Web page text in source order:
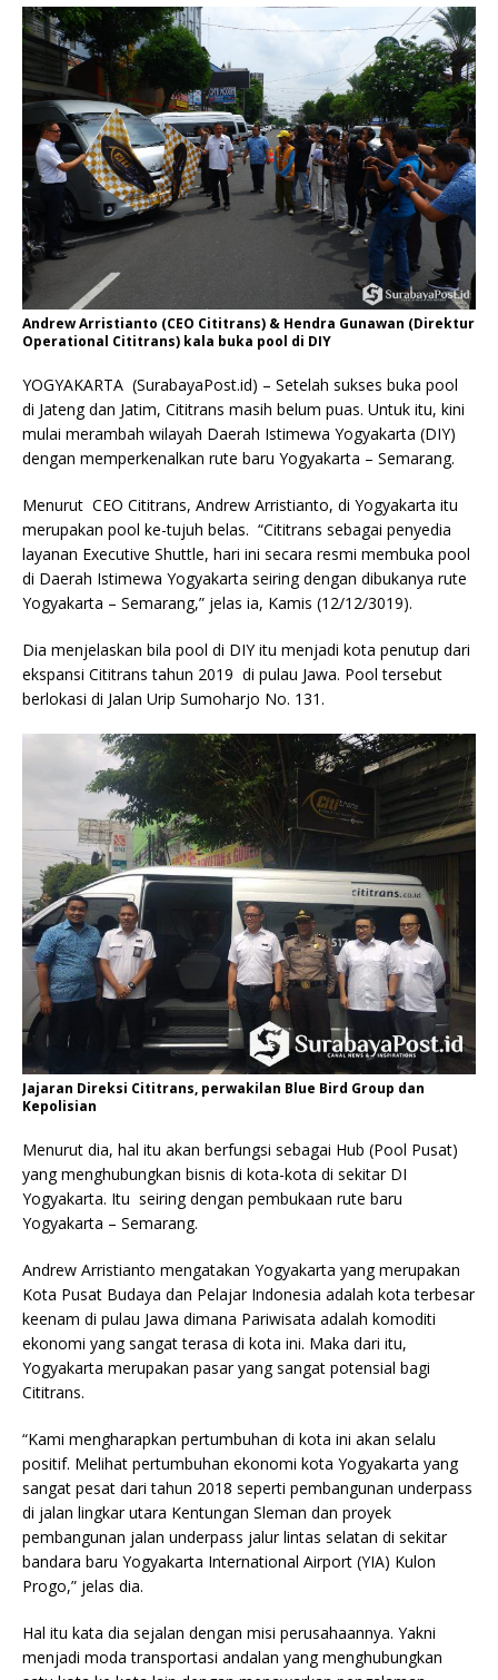
Andrew Arristianto (CEO Cititrans) & Hendra Gunawan (Direktur
Operational Cititrans) kala buka pool di DIY
YOGYAKARTA (SurabayaPost.id) – Setelah sukses buka pool
di Jateng dan Jatim, Cititrans masih belum puas. Untuk itu, kini
mulai merambah wilayah Daerah Istimewa Yogyakarta (DIY)
dengan memperkenalkan rute baru Yogyakarta – Semarang.
Menurut CEO Cititrans, Andrew Arristianto, di Yogyakarta itu
merupakan pool ke-tujuh belas. “Cititrans sebagai penyedia
layanan Executive Shuttle, hari ini secara resmi membuka pool
di Daerah Istimewa Yogyakarta seiring dengan dibukanya rute
Yogyakarta – Semarang,” jelas ia, Kamis (12/12/3019).
Dia menjelaskan bila pool di DIY itu menjadi kota penutup dari
ekspansi Cititrans tahun 2019 di pulau Jawa. Pool tersebut
berlokasi di Jalan Urip Sumoharjo No. 131.
Jajaran Direksi Cititrans, perwakilan Blue Bird Group dan
Kepolisian
Menurut dia, hal itu akan berfungsi sebagai Hub (Pool Pusat)
yang menghubungkan bisnis di kota-kota di sekitar DI
Yogyakarta. Itu seiring dengan pembukaan rute baru
Yogyakarta – Semarang.
Andrew Arristianto mengatakan Yogyakarta yang merupakan
Kota Pusat Budaya dan Pelajar Indonesia adalah kota terbesar
keenam di pulau Jawa dimana Pariwisata adalah komoditi
ekonomi yang sangat terasa di kota ini. Maka dari itu,
Yogyakarta merupakan pasar yang sangat potensial bagi
Cititrans.
“Kami mengharapkan pertumbuhan di kota ini akan selalu
positif. Melihat pertumbuhan ekonomi kota Yogyakarta yang
sangat pesat dari tahun 2018 seperti pembangunan underpass
di jalan lingkar utara Kentungan Sleman dan proyek
pembangunan jalan underpass jalur lintas selatan di sekitar
bandara baru Yogyakarta International Airport (YIA) Kulon
Progo,” jelas dia.
Hal itu kata dia sejalan dengan misi perusahaannya. Yakni
menjadi moda transportasi andalan yang menghubungkan